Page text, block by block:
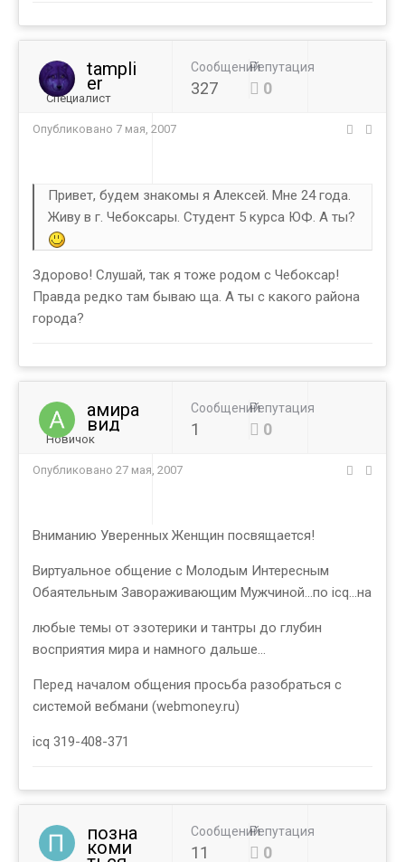
tampli
er
Специалист
Сообщений
327
Репутация
0
Опубликовано 7 мая, 2007
Привет, будем знакомы я Алексей. Мне 24 года.
Живу в г. Чебоксары. Студент 5 курса ЮФ. А ты?
Здорово! Слушай, так я тоже родом с Чебоксар!
Правда редко там бываю ща. А ты с какого района
города?
амира
вид
Новичок
Сообщений
1
Репутация
0
Опубликовано 27 мая, 2007
Вниманию Уверенных Женщин посвящается!
Виртуальное общение с Молодым Интересным
Обаятельным Завораживающим Мужчиной...по icq...на
любые темы от эзотерики и тантры до глубин
восприятия мира и намного дальше...
Перед началом общения просьба разобраться с
системой вебмани (webmoney.ru)
icq 319-408-371
позна
коми
Сообщений
11
Репутация
0